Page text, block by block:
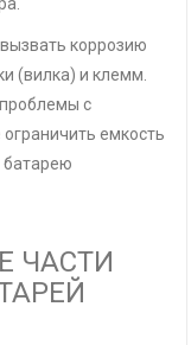
коррозию
(вилка) и клемм.
с
емкость
батарею
ЧАСТИ